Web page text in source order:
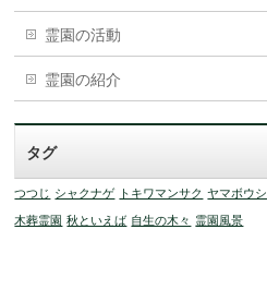
霊園の活動
霊園の紹介
タグ
つつじ シャクナゲ トキワマンサク ヤマボウシ
木葬霊園 秋といえば 自生の木々 霊園風景